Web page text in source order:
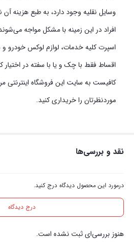
وسایل نقلیه وجود دارد، به طبع هزینه
افراد در این زمینه با مشکل مواجه
اسپرت کلیه خدمات، لوازم لوکس
اقساط فقط با چک و یا با سفته در اختیار
کافیست به سایت این فروشگاه اینترنتی
موردنظرتان را خریداری کنید.
نقد و بررسی‌ها
درمورد این محصول دیدگاه درج کنید.
درج دیدگاه
هنوز بررسی‌ای ثبت نشده است.